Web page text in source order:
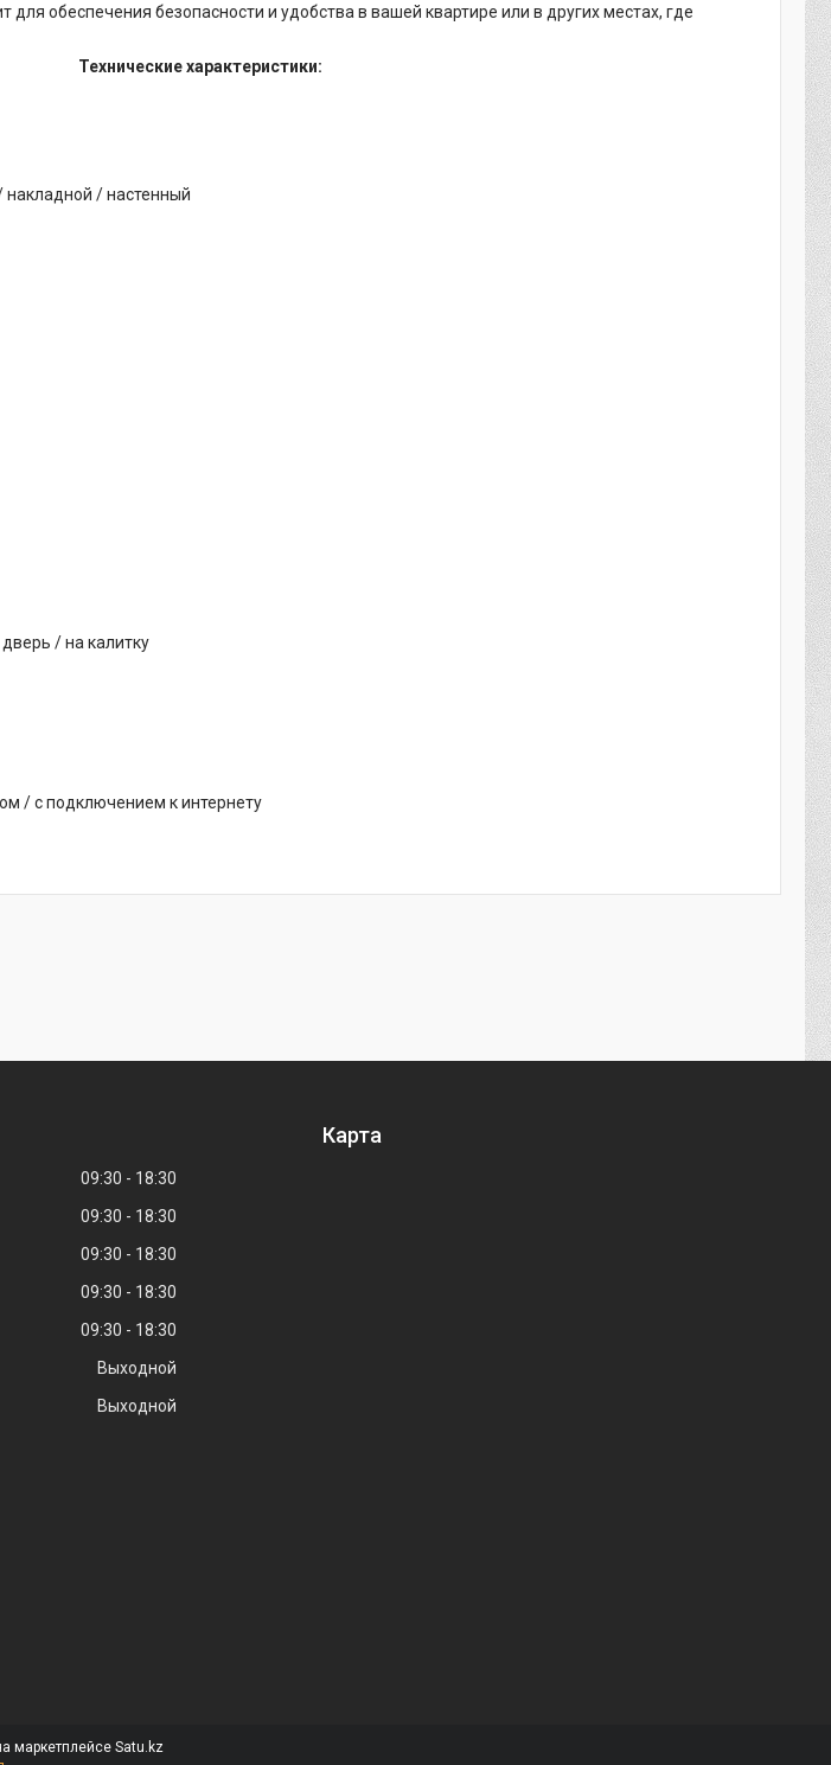
обеспечения безопасности и удобства в вашей квартире или в других местах, где
Технические характеристики:
/ настенный
/ на калитку
/ с подключением к интернету
09:30
18:30
09:30
18:30
09:30
18:30
09:30
18:30
09:30
18:30
Выходной
Выходной
Карта
маркетплейсе Satu.kz